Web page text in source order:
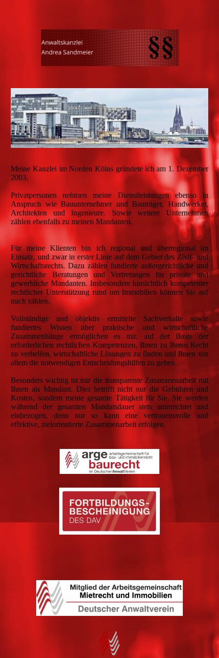
Meine Kanzlei im Norden Kölns gründete ich am 1. Dezember
2003.
Privatpersonen nehmen meine Dienstleistungen ebenso in
Anspruch wie Bauunternehmer und Bauträger, Handwerker,
Architekten und Ingenieure. Sowie weitere Unternehmen
zählen ebenfalls zu meinen Mandanten.
Für meine Klienten bin ich regional und überregional im
Einsatz, und zwar in erster Linie auf dem Gebiet des Zivil- und
Wirtschaftsrechts. Dazu zählen fundierte außergerichtliche und
gerichtliche Beratungen und Vertretungen für private und
gewerbliche Mandanten. Insbesondere hinsichtlich kompetenter
rechtlicher Unterstützung rund um Immobilien können Sie auf
mich zählen.
Vollständige und objektiv ermittelte Sachverhalte sowie
fundiertes Wissen über praktische und wirtschaftliche
Zusammenhänge ermöglichen es mir, auf der Basis der
erforderlichen rechtlichen Kompetenzen, Ihnen zu Ihrem Recht
zu verhelfen, wirtschaftliche Lösungen zu finden und Ihnen vor
allem die notwendigen Entscheidungshilfen zu geben.
Besonders wichtig ist mir die transparente Zusammenarbeit mit
Ihnen als Mandant. Dies betrifft nicht nur die Gebühren und
Kosten, sondern meine gesamte Tätigkeit für Sie. Sie werden
während der gesamten Mandatsdauer stets unterrichtet und
einbezogen, denn nur so kann eine vertrauensvolle und
effektive, zielorientierte Zusammenarbeit erfolgen.